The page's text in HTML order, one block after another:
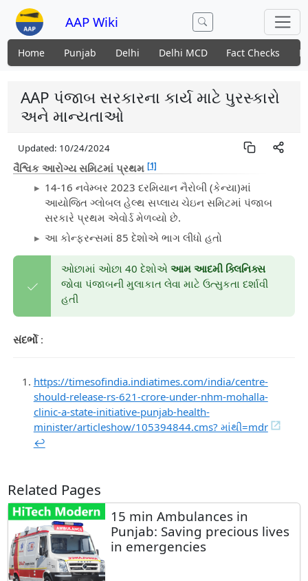
AAP Wiki
Home Punjab Delhi Delhi MCD Fact Checks
AAP પંજાબ સરકારના કાર્ય માટે પુરસ્કારો
અને માન્યતાઓ
Updated: 10/24/2024
વૈશ્વિક આરોગ્ય સમિટમાં પ્રથમ [1]
14-16 નવેમ્બર 2023 દરમિયાન નૈરોબી (કેન્યા)માં
આયોજિત ગ્લોબલ હેલ્થ સપ્લાય ચેઇન સમિટમાં પંજાબ
સરકારે પ્રથમ એવોર્ડ મેળવ્યો છે.
આ કોન્ફરન્સમાં 85 દેશોએ ભાગ લીધો હતો
ઓછામાં ઓછા 40 દેશોએ આમ આદમી ક્લિનિક્સ
જોવા પંજાબની મુલાકાત લેવા માટે ઉત્સુકતા દર્શાવી
હતી
સંદર્ભો:
https://timesofindia.indiatimes.com/india/centre-
should-release-rs-621-crore-under-nhm-mohalla-
clinic-a-state-initiative-punjab-health-
minister/articleshow/105394844.cms? માંથી=mdr
↩︎
Related Pages
15 min Ambulances in
Punjab: Saving precious lives
in emergencies